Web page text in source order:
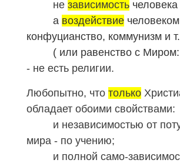
не зависимость человека
а воздействие человеком
конфуцианство, коммунизм и
( или равенство с Миром:
- не есть религии.
Любопытно, что только
обладает обоими свойствами:
и независимостью от
мира - по учению;
и полной само-